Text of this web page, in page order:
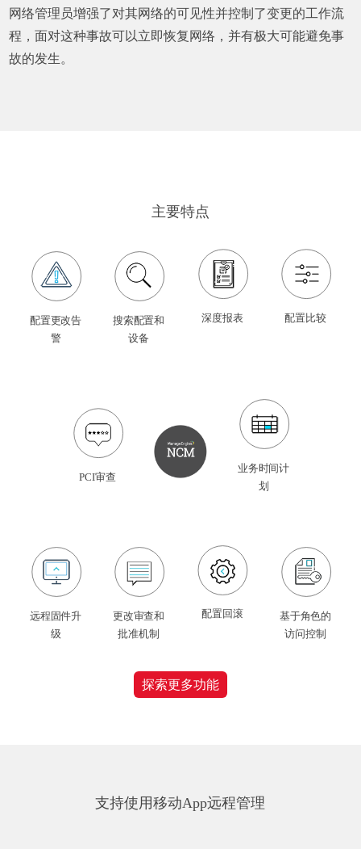
网络管理员增强了对其网络的可见性并控制了变更的工作流
程，面对这种事故可以立即恢复网络，并有极大可能避免事
故的发生。
主要特点
配置更改告
警
搜索配置和
设备
深度报表 配置比较
PCI审查
业务时间计
划
远程固件升
级
更改审查和
批准机制
配置回滚
基于角色的
访问控制
探索更多功能
支持使用移动App远程管理